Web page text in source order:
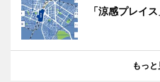
「涼感プレイ
もっと